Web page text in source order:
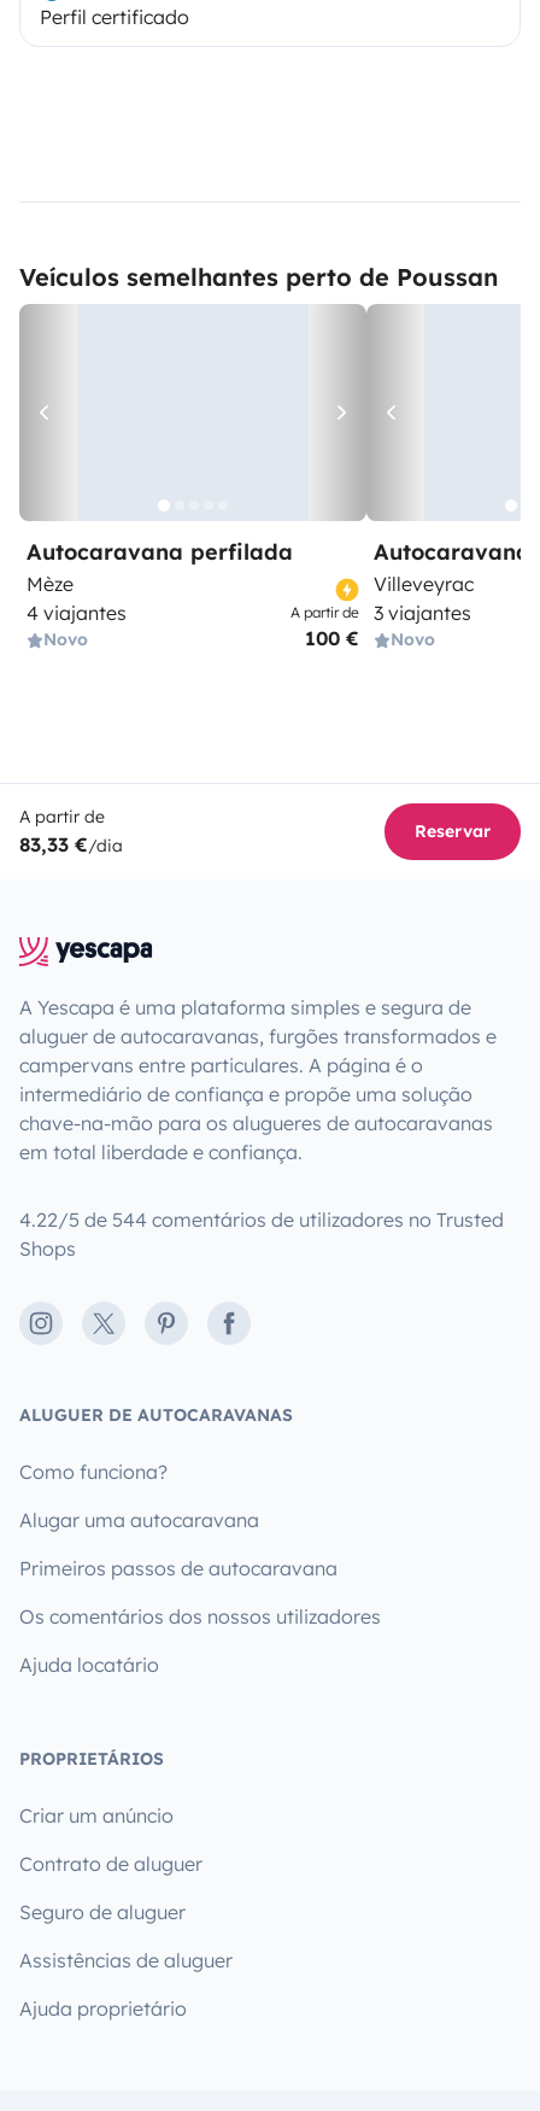
Perfil certificado
Veículos semelhantes perto de Poussan
Autocaravana perfilada
Mèze
4 viajantes
Novo
A partir de
100 €
Villeveyrac
3 viajantes
Novo
A partir de
83,33 €/dia
Reservar
A Yescapa é uma plataforma simples e segura de
aluguer de autocaravanas, furgões transformados e
campervans entre particulares. A página é o
intermediário de confiança e propõe uma solução
chave-na-mão para os alugueres de autocaravanas
em total liberdade e confiança.
4.22/5 de 544 comentários de utilizadores no Trusted
Shops
Instagram
X PinterestFacebook
ALUGUER DE AUTOCARAVANAS
Como funciona?
Alugar uma autocaravana
Primeiros passos de autocaravana
Os comentários dos nossos utilizadores
Ajuda locatário
PROPRIETÁRIOS
Criar um anúncio
Contrato de aluguer
Seguro de aluguer
Assistências de aluguer
Ajuda proprietário